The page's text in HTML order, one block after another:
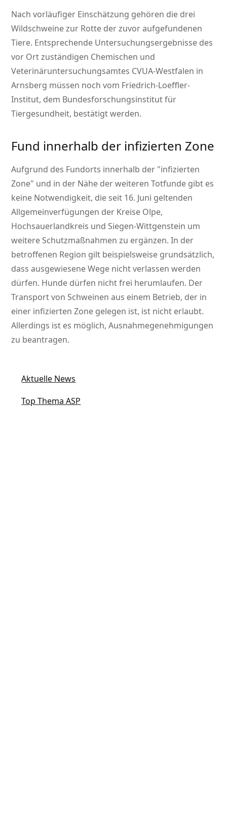
Nach vorläufiger Einschätzung gehören die drei
Wildschweine zur Rotte der zuvor aufgefundenen
Tiere. Entsprechende Untersuchungsergebnisse des
vor Ort zuständigen Chemischen und
Veterinäruntersuchungsamtes CVUA-Westfalen in
Arnsberg müssen noch vom Friedrich-Loeffler-
Institut, dem Bundesforschungsinstitut für
Tiergesundheit, bestätigt werden.
Fund innerhalb der infizierten Zone
Aufgrund des Fundorts innerhalb der infizierten
Zone und in der Nähe der weiteren Totfunde gibt es
keine Notwendigkeit, die seit 16. Juni geltenden
Allgemeinverfügungen der Kreise Olpe,
Hochsauerlandkreis und Siegen-Wittgenstein um
weitere Schutzmaßnahmen zu ergänzen. In der
betroffenen Region gilt beispielsweise grundsätzlich,
dass ausgewiesene Wege nicht verlassen werden
dürfen. Hunde dürfen nicht frei herumlaufen. Der
Transport von Schweinen aus einem Betrieb, der in
einer infizierten Zone gelegen ist, ist nicht erlaubt.
Allerdings ist es möglich, Ausnahmegenehmigungen
zu beantragen.
Aktuelle News
Top Thema ASP